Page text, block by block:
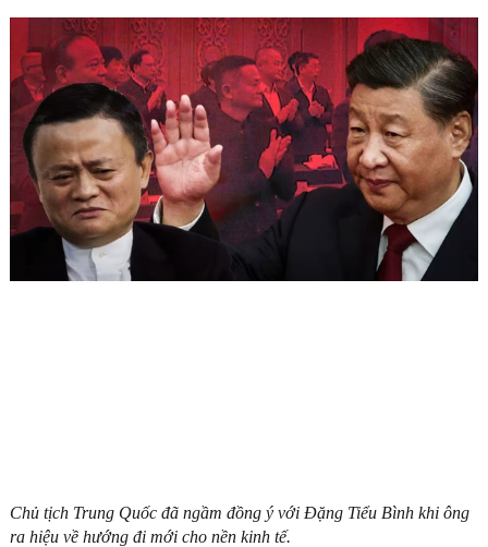
Chủ tịch Trung Quốc đã ngầm đồng ý với Đặng Tiểu Bình khi ông
ra hiệu về hướng đi mới cho nền kinh tế.